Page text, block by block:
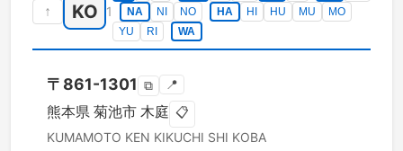
↑ KO 1
NA
NI NO HA HI HU MU
MO
YU
RI WA
〒 861-1301 ⧉ 📍
熊本県 菊池市 木庭 📋
KUMAMOTO KEN KIKUCHI SHI KOBA